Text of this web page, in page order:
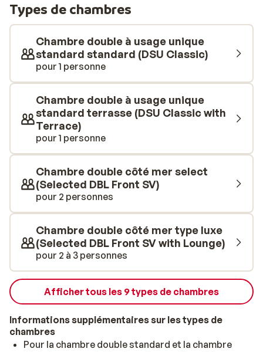
bord de la piscine sur une chaise longue. De
nombreuses activités sont également organisées. Peu
importe votre âge, il y a quelque chose à faire pour tout
le monde. Il y a aussi un mini club pour les enfants, où ils
pourront participer à des activités et jeux sportifs.
Types de chambres
Chambre double à usage unique
standard standard (DSU Classic)
pour 1 personne
Chambre double à usage unique
standard terrasse (DSU Classic with
Terrace)
pour 1 personne
Chambre double côté mer select
(Selected DBL Front SV)
pour 2 personnes
Chambre double côté mer type luxe
(Selected DBL Front SV with Lounge)
pour 2 à 3 personnes
Afficher tous les 9 types de chambres
Informations supplémentaires sur les types de
chambres
Pour la chambre double standard et la chambre